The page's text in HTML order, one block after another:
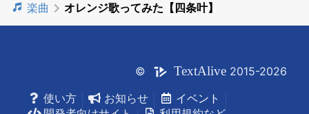
楽曲 オレンジ歌ってみた【四条叶】
© TextAlive 2015-2026
使い方
お知らせ
イベント